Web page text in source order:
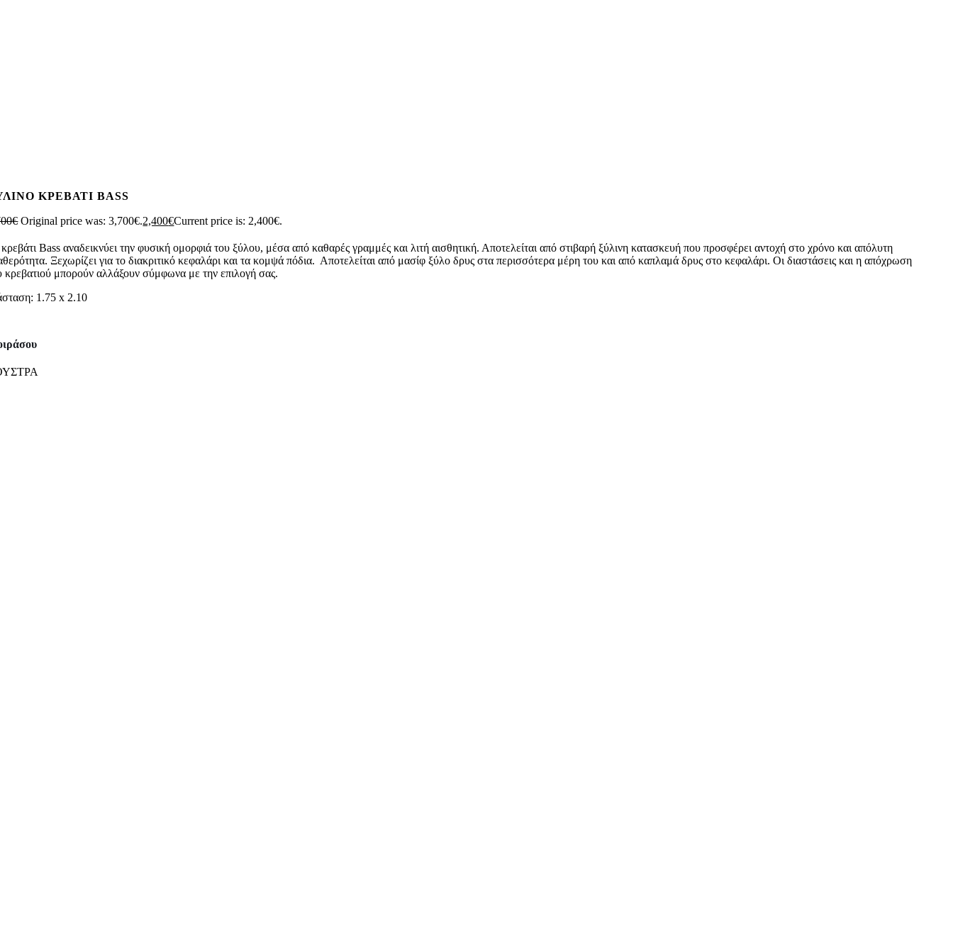
ΚΡΕΒΑΤΙ BASS
€ Original price was: 3,700€.2,400€Current price is: 2,400€.
Bass αναδεικνύει την φυσική ομορφιά του ξύλου, μέσα από καθαρές γραμμές και λιτή αισθητική. Αποτελείται από στιβαρή ξύλινη κατασκευή που προσφέρει αντοχή στο χρόνο και απόλυτη
Ξεχωρίζει για το διακριτικό κεφαλάρι και τα κομψά πόδια. Αποτελείται από μασίφ ξύλο δρυς στα περισσότερα μέρη του και από καπλαμά δρυς στο κεφαλάρι. Οι διαστάσεις και η απόχρωση
κρεβατιού μπορούν αλλάξουν σύμφωνα με την επιλογή σας.
1.75 x 2.10